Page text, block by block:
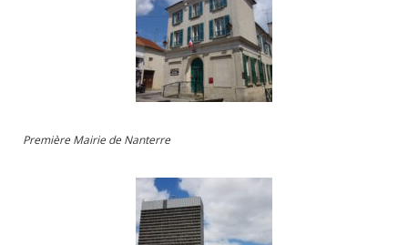
Première Mairie de Nanterre